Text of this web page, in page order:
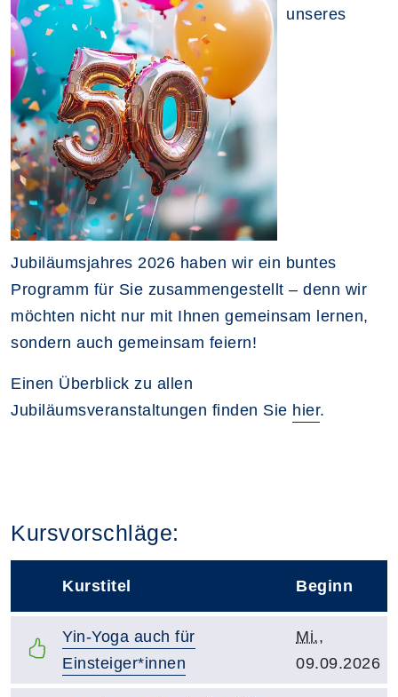
unseres
Jubiläumsjahres 2026 haben wir ein buntes
Programm für Sie zusammengestellt – denn wir
möchten nicht nur mit Ihnen gemeinsam lernen,
sondern auch gemeinsam feiern!
Einen Überblick zu allen
Jubiläumsveranstaltungen finden Sie hier.
Kursvorschläge:
Kurstitel Beginn
Kurstitel:
Yin-Yoga auch für
Einsteiger*innen
Kursbeginn:
Mi.,
09.09.2026